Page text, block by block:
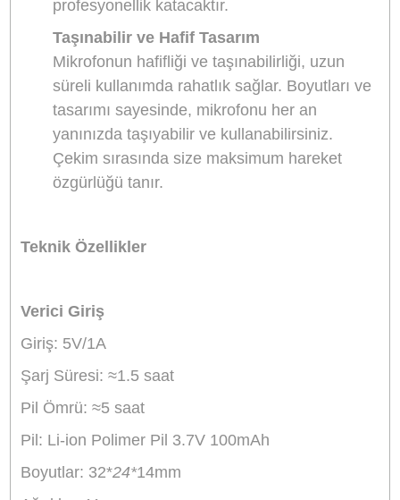
Boyutlarının küçüklüğü, mikrofonu her
kolayca taşımanıza imkan tanır.
Düşük Gürültü Teknolojisi
Mikrofon, çevresel gürültüyü minimize
için geliştirilmiş dahili bir gürültü engelleme
teknolojisi sunar. Bu özellik, özellikle dış
mekanlarda yapılan çekimlerde arka
sadece ses kaydına odaklanabilirsiniz.
Kablosuz bağlantı sayesinde, mikrofonu
cihazınıza bağlamak için herhangi bir
karmaşık işlem yapmanız gerekmez. Kutu
içerisinde, cihazınıza uyumlu bir alıcı ve
bulunur. Mikrofonu kullanmaya başlamak